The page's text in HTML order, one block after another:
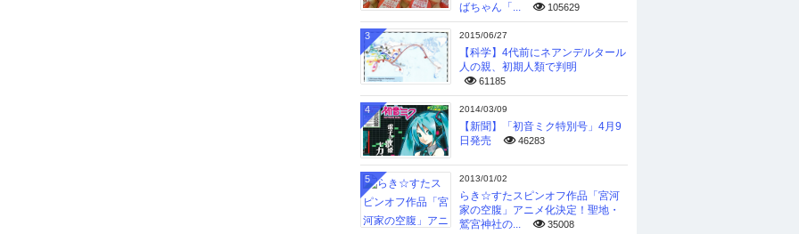
ばちゃん「...
105629
2015/06/27
【科学】4代前にネアンデルタール
人の親、初期人類で判明
61185
3
2014/03/09
【新聞】「初音ミク特別号」4月9
日発売
46283
4
2013/01/02
らき☆すたスピンオフ作品「宮河
家の空腹」アニメ化決定！聖地・
鷲宮神社の...
35008
5